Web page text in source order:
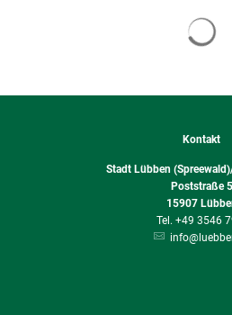
Kontakt
Stadt Lübben
Poststraße 5
15907
+49 3546